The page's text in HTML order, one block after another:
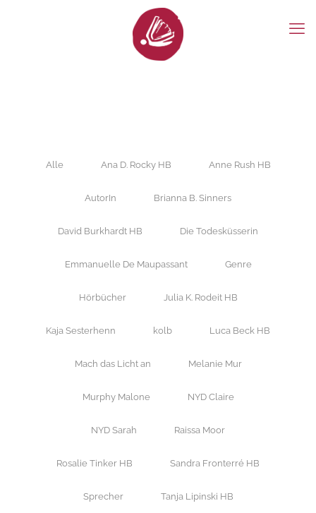
Alle Ana D. Rocky HB Anne Rush HB
AutorIn Brianna B. Sinners
David Burkhardt HB Die Todesküsserin
Emmanuelle De Maupassant Genre
Hörbücher Julia K. Rodeit HB
Kaja Sesterhenn kolb Luca Beck HB
Mach das Licht an Melanie Mur
Murphy Malone NYD Claire
NYD Sarah Raissa Moor
Rosalie Tinker HB Sandra Fronterré HB
Sprecher Tanja Lipinski HB